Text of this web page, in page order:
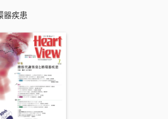
器疾患